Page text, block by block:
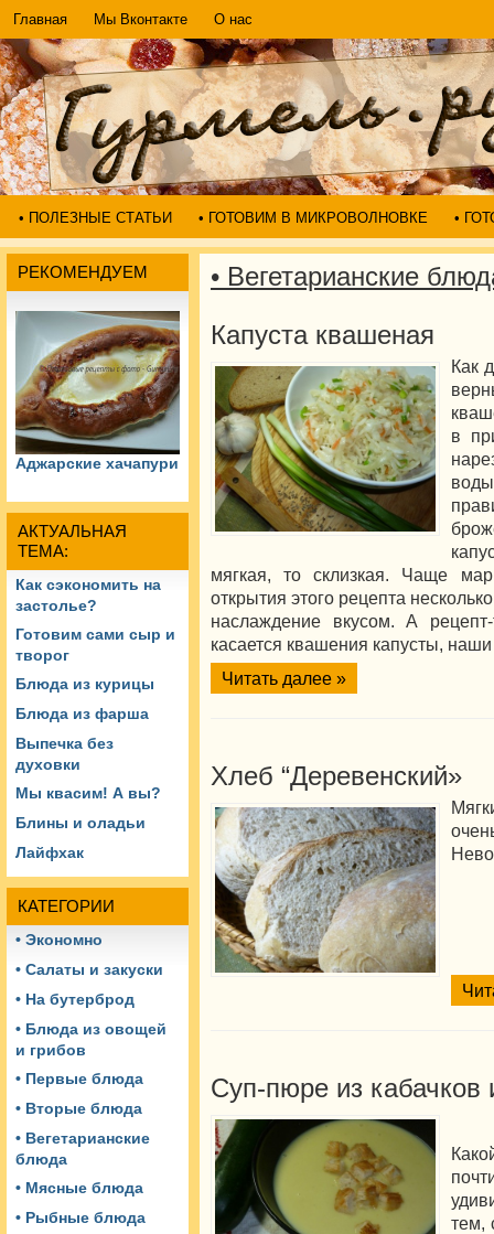
Главная Мы Вконтакте О нас
• ПОЛЕЗНЫЕ СТАТЬИ • ГОТОВИМ В МИКРОВОЛНОВКЕ •
РЕКОМЕНДУЕМ
Аджарские хачапури
АКТУАЛЬНАЯ
ТЕМА:
Как сэкономить на
застолье?
Готовим сами сыр и
творог
Блюда из курицы
Блюда из фарша
Выпечка без
духовки
Мы квасим! А вы?
Блины и оладьи
Лайфхак
КАТЕГОРИИ
• Экономно
• Салаты и закуски
• На бутерброд
• Блюда из овощей
и грибов
• Первые блюда
• Вторые блюда
• Вегетарианские
блюда
• Мясные блюда
• Рыбные блюда
• Вегетарианские
Капуста квашеная
Как
в
мягкая, то склизкая. Чаще
открытия этого рецепта
наслаждение вкусом. А
касается квашения капусты,
Читать далее »
Хлеб “Деревенский»
Суп-пюре из кабачков
тем,